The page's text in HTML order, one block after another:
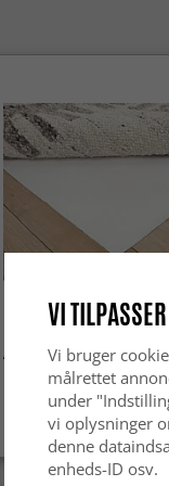
Anti-slip/Skridsikker
kr.119
VI
Vi bruger
målrettet
under
vi oplysninger
denne
enheds-ID osv.